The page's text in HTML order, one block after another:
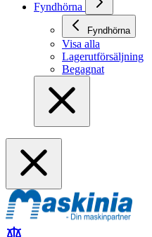
Fyndhörna
Fyndhörna
Visa alla
Lagerutförsäljning
Begagnat